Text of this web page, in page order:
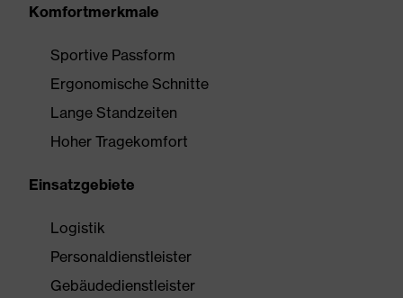
Komfortmerkmale
Sportive Passform
Ergonomische Schnitte
Lange Standzeiten
Hoher Tragekomfort
Einsatzgebiete
Logistik
Personaldienstleister
Gebäudedienstleister